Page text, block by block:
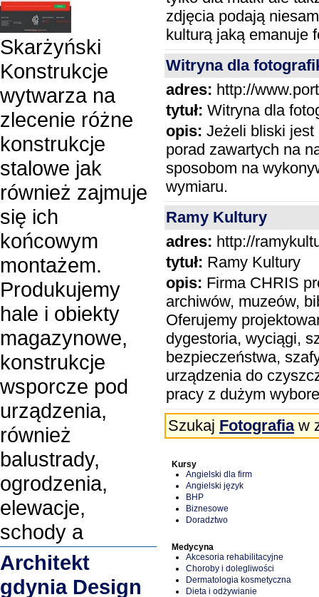
zdjęcia podają
kulturą jaką emanuje
Witryna dla
adres: http://
tytuł: Witryna dla
opis: Jeżeli bliski jest
porad zawartych na
sposobom na
wymiaru.
Ramy Kultury
adres: http://
tytuł: Ramy Kultury
opis: Firma CHRIS
archiwów, muzeów,
Oferujemy
dygestoria, wyciągi,
bezpieczeństwa,
urządzenia do
pracy z dużym
Szukaj Fotografiaw
Kursy
Angielski dla firm
Angielski język
BHP
Biznesowe
Doradztwo
Medycyna
Akcesoria rehabilitacyjne
Choroby i dolegliwości
Dermatologia kosmetyczna
Dieta i odżywianie
Skarżyński
Konstrukcje
wytwarza na
zlecenie różne
konstrukcje
stalowe jak
również zajmuje
się ich
końcowym
montażem.
Produkujemy
hale i obiekty
magazynowe,
konstrukcje
wsporcze pod
urządzenia,
również
balustrady,
ogrodzenia,
elewacje,
schody a
Architekt
gdynia Design